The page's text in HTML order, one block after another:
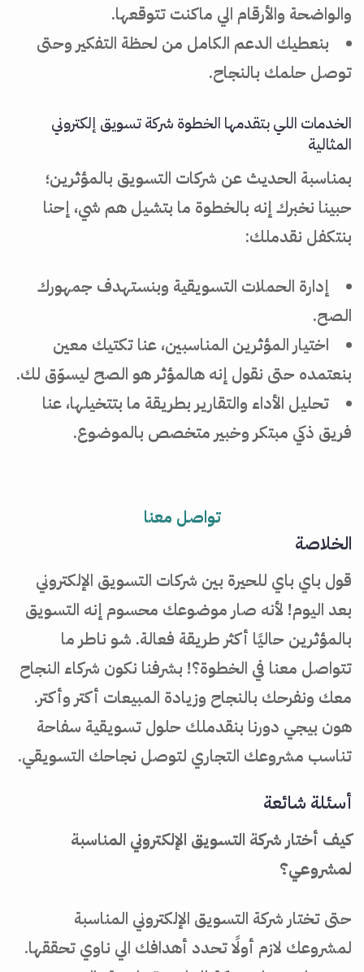
والواضحة والأرقام الي ماكنت تتوقعها.
بنعطيك الدعم الكامل من لحظة التفكير وحتى
توصل حلمك بالنجاح.
الخدمات اللي بتقدمها الخطوة شركة تسويق إلكتروني
المثالية
بمناسبة الحديث عن شركات التسويق بالمؤثرين؛
حبينا نخبرك إنه بالخطوة ما بتشيل هم شي، إحنا
بنتكفل نقدملك:
إدارة الحملات التسويقية وبنستهدف جمهورك
الصح.
اختيار المؤثرين المناسبين، عنا تكتيك معين
بنعتمده حتى نقول إنه هالمؤثر هو الصح ليسوّق لك.
تحليل الأداء والتقارير بطريقة ما بتتخيلها، عنا
فريق ذكي مبتكر وخبير متخصص بالموضوع.
تواصل معنا
الخلاصة
قول باي باي للحيرة بين شركات التسويق الإلكتروني
بعد اليوم! لأنه صار موضوعك محسوم إنه التسويق
بالمؤثرين حاليًا أكثر طريقة فعالة. شو ناطر ما
تتواصل معنا في الخطوة؟! بشرفنا نكون شركاء النجاح
معك ونفرحك بالنجاح وزيادة المبيعات أكتر وأكتر.
هون بيجي دورنا بنقدملك حلول تسويقية سفاحة
تناسب مشروعك التجاري لتوصل نجاحك التسويقي.
أسئلة شائعة
كيف أختار شركة التسويق الإلكتروني المناسبة
لمشروعي؟
حتى تختار شركة التسويق الإلكتروني المناسبة
لمشروعك لازم أولًا تحدد أهدافك الي ناوي تحققها.